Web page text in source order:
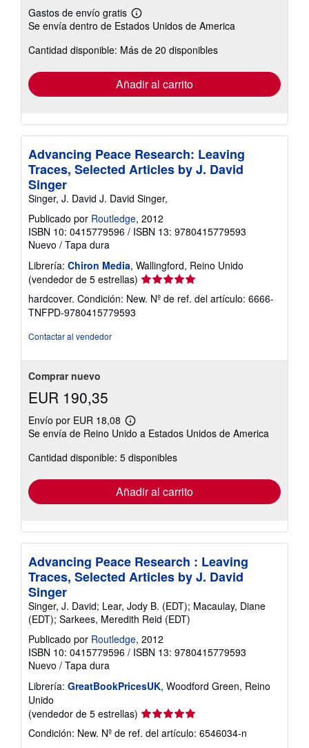
Gastos de envío gratis
Más
información
las
envío
Se envía dentro de Estados Unidos de America
Cantidad disponible: Más de 20 disponibles
Añadir al carrito
Advancing Peace Research: Leaving
Traces, Selected Articles by J. David
Singer
Singer, J. David J. David Singer,
Publicado por Routledge, 2012
ISBN 10: 0415779596 / ISBN 13: 9780415779593
Nuevo / Tapa dura
Librería: Chiron Media, Wallingford, Reino Unido
(vendedor de 5 estrellas) Calificación
del
vendedor:
hardcover. Condición: New. Nº de ref. del artículo: 6666-
TNFPD-9780415779593
Contactar al vendedor
Comprar nuevo
EUR 190,35
Envío por EUR 18,08
Más
información
las
tarifas
envío
Se envía de Reino Unido a Estados Unidos de America
Cantidad disponible: 5 disponibles
Añadir al carrito
Advancing Peace Research : Leaving
Traces, Selected Articles by J. David
Singer
Singer, J. David; Lear, Jody B. (EDT); Macaulay, Diane
(EDT); Sarkees, Meredith Reid (EDT)
Publicado por Routledge, 2012
ISBN 10: 0415779596 / ISBN 13: 9780415779593
Nuevo / Tapa dura
Librería: GreatBookPricesUK, Woodford Green, Reino
Unido
(vendedor de 5 estrellas) Calificación
del
vendedor:
Condición: New. Nº de ref. del artículo: 6546034-n